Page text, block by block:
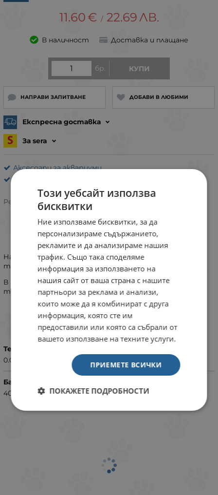
11.60 € / 22.69ЛВ.
В наличност Доставка и плащане
бр. КУПИ
НАПРАВИ ЗАПИТВАНЕ ДОБАВИ В ЛЮБИМИ
Експресна доставка
За sera
Аксесоари за аквариуми
Рейтинг:
ИНФОРМАЦИЯ
Накрайник за по-лесно преливане при използване на
туби от 5 литра.
В момента се предлагат в разфасовка от 5 л: toxivec,
morena, aquatan, nitrivec, kH/pH+, florena.
ХАРАКТЕРИСТИКИ
Тегло (кг.)
0.05
Баркод (ISBN, UPC, др.)
4001942030908
Този уебсайт използва
бисквитки
Ние използваме бисквитки, за да
персонализираме съдържанието,
рекламите и да анализираме нашия
трафик. Също така споделяме
информация за използването на
нашия сайт от ваша страна с нашите
партньори за реклама и анализи,
които може да я комбинират с друга
информация, която сте им
предоставили или която са събрали от
вашето използване на техните услуги.
ПРИЕМЕТЕ ВСИЧКИ
ПОКАЖЕТЕ ПОДРОБНОСТИ